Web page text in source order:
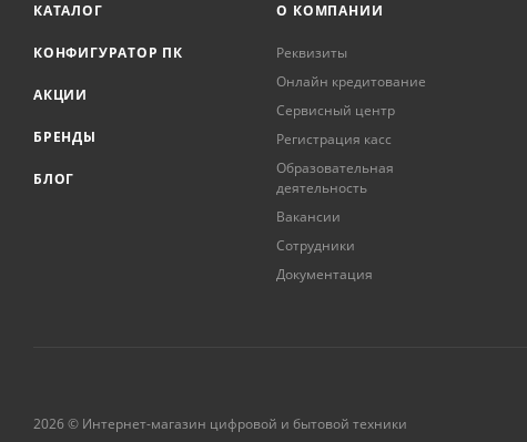
КАТАЛОГ
КОНФИГУРАТОР ПК
АКЦИИ
БРЕНДЫ
БЛОГ
О КОМПАНИИ
Реквизиты
Онлайн кредитование
Сервисный центр
Регистрация касс
Образовательная
деятельность
Вакансии
Сотрудники
Документация
2026 © Интернет-магазин цифровой и бытовой техники